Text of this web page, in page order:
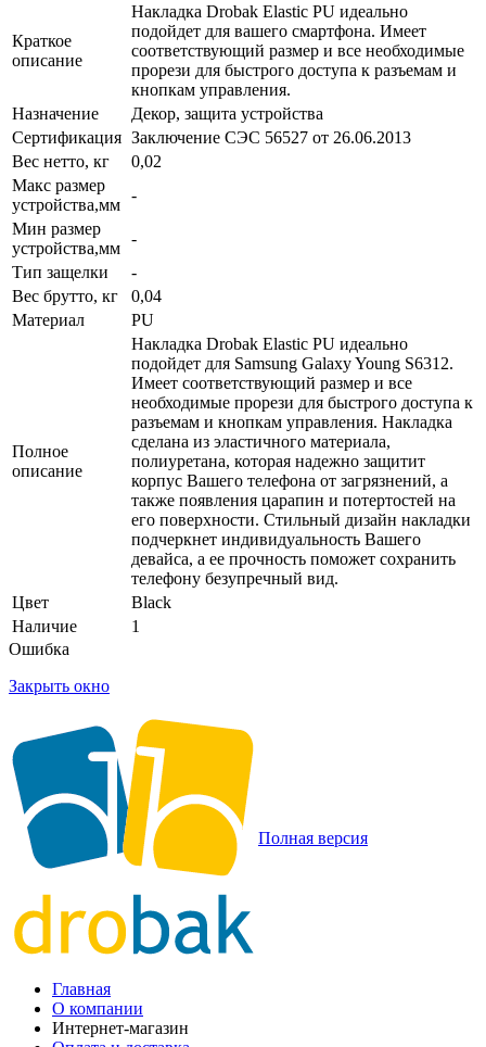
Краткое
описание
Накладка Drobak Elastic PU идеально
подойдет для вашего смартфона. Имеет
соответствующий размер и все необходимые
прорези для быстрого доступа к разъемам и
кнопкам управления.
Назначение
Декор, защита устройства
Сертификация Заключение СЭС 56527 от 26.06.2013
Вес нетто, кг
0,02
Макс размер
устройства,мм
-
Мин размер
устройства,мм
-
Тип защелки
-
Вес брутто, кг
0,04
Материал
PU
Полное
описание
Накладка Drobak Elastic PU идеально
подойдет для Samsung Galaxy Young S6312.
Имеет соответствующий размер и все
необходимые прорези для быстрого доступа к
разъемам и кнопкам управления. Накладка
сделана из эластичного материала,
полиуретана, которая надежно защитит
корпус Вашего телефона от загрязнений, а
также появления царапин и потертостей на
его поверхности. Стильный дизайн накладки
подчеркнет индивидуальность Вашего
девайса, а ее прочность поможет сохранить
телефону безупречный вид.
Цвет
Black
Наличие
1
Ошибка
Закрыть окно
Полная версия
Главная
О компании
Интернет-магазин